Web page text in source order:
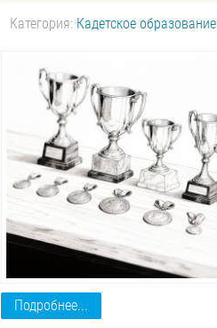
Категория: Кадетское образование
Подробнее...